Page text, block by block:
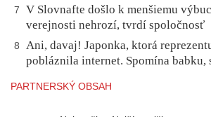
7
V Slovnafte došlo k menšiemu
verejnosti nehrozí, tvrdí spoločnosť
8
Ani, davaj! Japonka, ktorá
pobláznila internet. Spomína babku,
PARTNERSKÝ OBSAH